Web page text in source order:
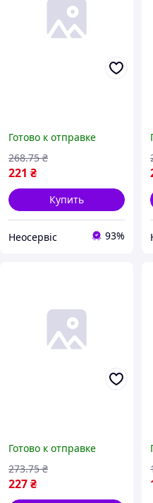
Готово к отправке
221 ₴
268.75 ₴
Купить
Неосервіс 93%
Готово к отправке
227₴
273.75 ₴